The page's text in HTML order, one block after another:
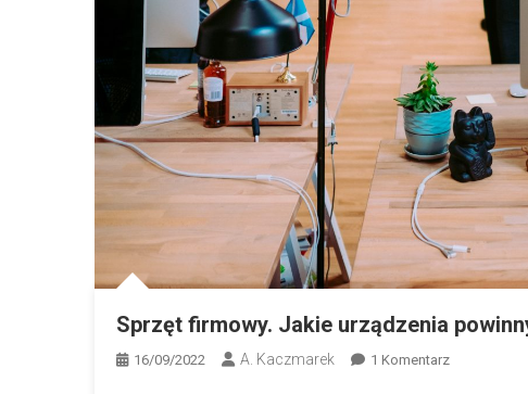
Sprzęt firmowy. Jakie urządzenia
16/09/2022 A. Kaczmarek 1 KomentarzDo